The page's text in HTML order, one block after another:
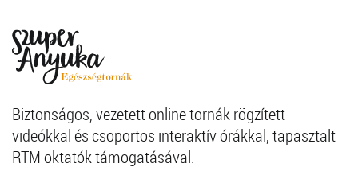
Biztonságos, vezetett online tornák rögzített
videókkal és csoportos interaktív órákkal, tapasztalt
RTM oktatók támogatásával.